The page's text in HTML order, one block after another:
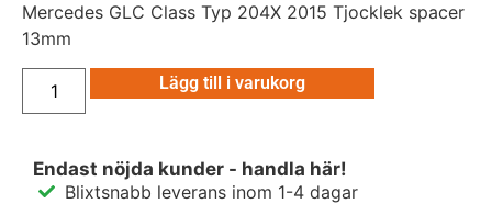
Mercedes GLC Class Typ 204X 2015 Tjocklek spacer
13mm
Lägg till i varukorg
Endast nöjda kunder - handla här!
Blixtsnabb leverans inom 1-4 dagar